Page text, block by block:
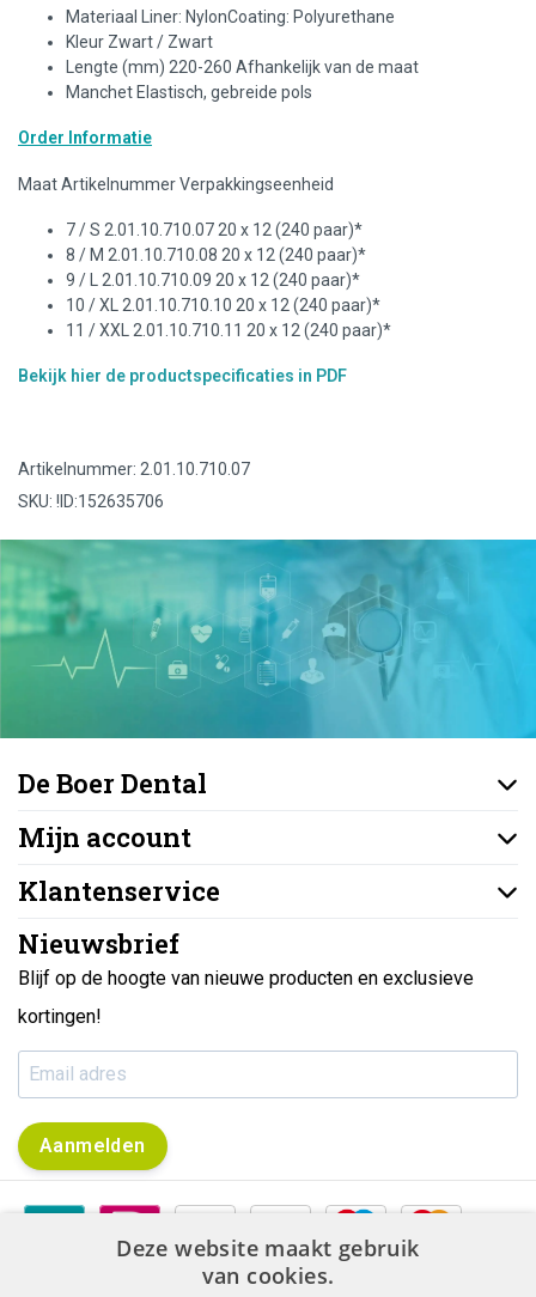
Materiaal Liner: NylonCoating: Polyurethane
Kleur Zwart / Zwart
Lengte (mm) 220-260 Afhankelijk van de maat
Manchet Elastisch, gebreide pols
Order Informatie
Maat Artikelnummer Verpakkingseenheid
7 / S 2.01.10.710.07 20 x 12 (240 paar)*
8 / M 2.01.10.710.08 20 x 12 (240 paar)*
9 / L 2.01.10.710.09 20 x 12 (240 paar)*
10 / XL 2.01.10.710.10 20 x 12 (240 paar)*
11 / XXL 2.01.10.710.11 20 x 12 (240 paar)*
Bekijk hier de productspecificaties in PDF
Artikelnummer: 2.01.10.710.07
SKU: !ID:152635706
De Boer Dental
Mijn account
Klantenservice
Nieuwsbrief
Blijf op de hoogte van nieuwe producten en exclusieve
kortingen!
Aanmelden
Deze website maakt gebruik
van cookies.